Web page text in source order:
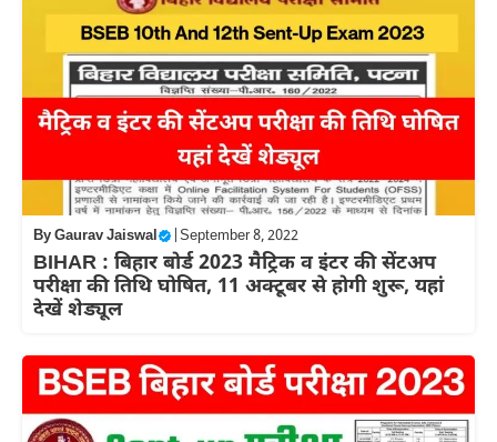
ByGaurav Jaiswal September 8, 2022
BIHAR : बिहार बोर्ड 2023 मैट्रिक व इंटर की सेंटअप
परीक्षा की तिथि घोषित, 11 अक्टूबर से होगी शुरू, यहां
देखें शेड्यूल